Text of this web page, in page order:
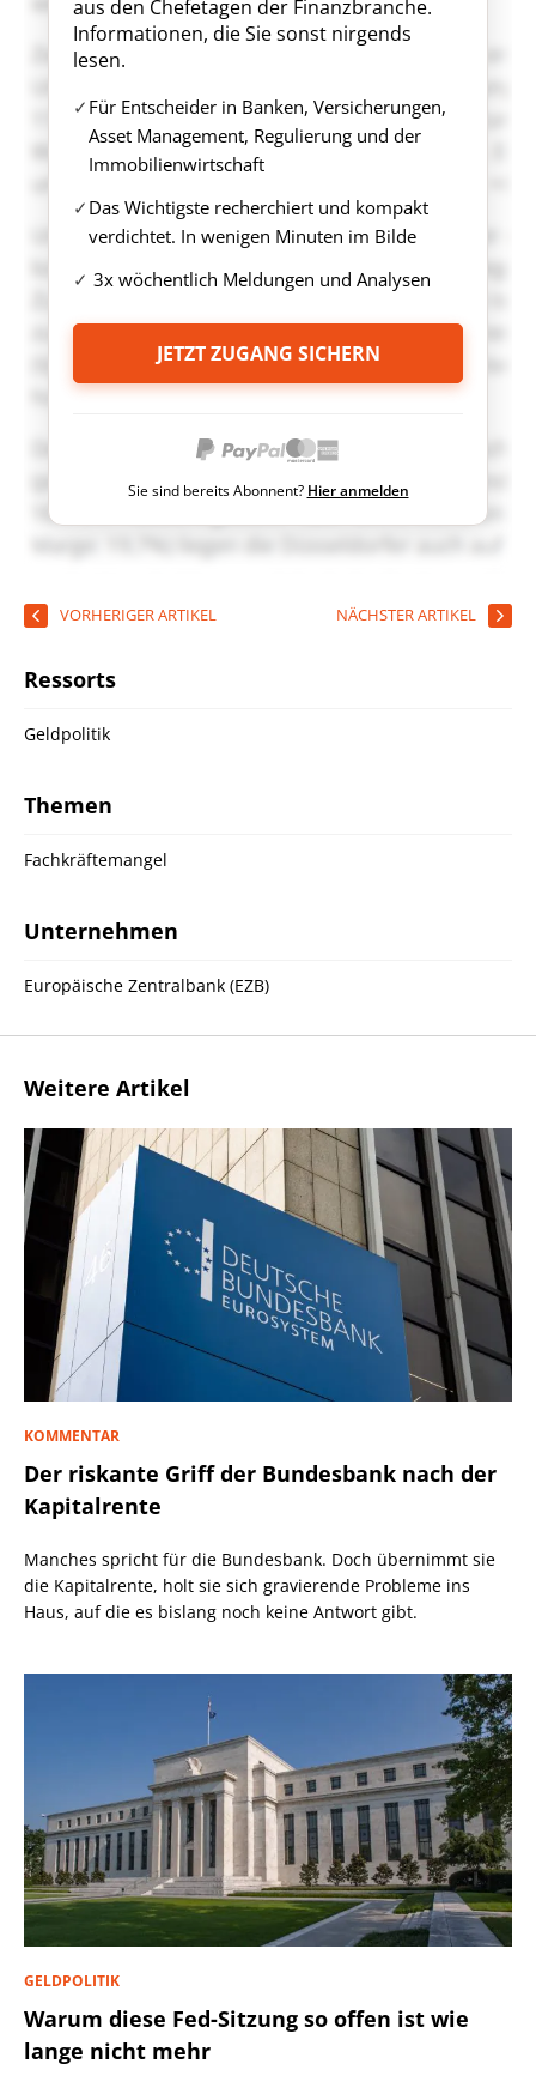
aus den Chefetagen der Finanzbranche.
Informationen, die Sie sonst nirgends
lesen.
Für Entscheider in Banken, Versicherungen,
Asset Management, Regulierung und der
Immobilienwirtschaft
Das Wichtigste recherchiert und kompakt
verdichtet. In wenigen Minuten im Bilde
3x wöchentlich Meldungen und Analysen
JETZT ZUGANG SICHERN
Sie sind bereits Abonnent? Hier anmelden
VORHERIGER ARTIKEL NÄCHSTER ARTIKEL
Ressorts
Geldpolitik
Themen
Fachkräftemangel
Unternehmen
Europäische Zentralbank (EZB)
Weitere Artikel
KOMMENTAR
Der riskante Griff der Bundesbank nach der
Kapitalrente
Manches spricht für die Bundesbank. Doch übernimmt sie
die Kapitalrente, holt sie sich gravierende Probleme ins
Haus, auf die es bislang noch keine Antwort gibt.
GELDPOLITIK
Warum diese Fed-Sitzung so offen ist wie
lange nicht mehr